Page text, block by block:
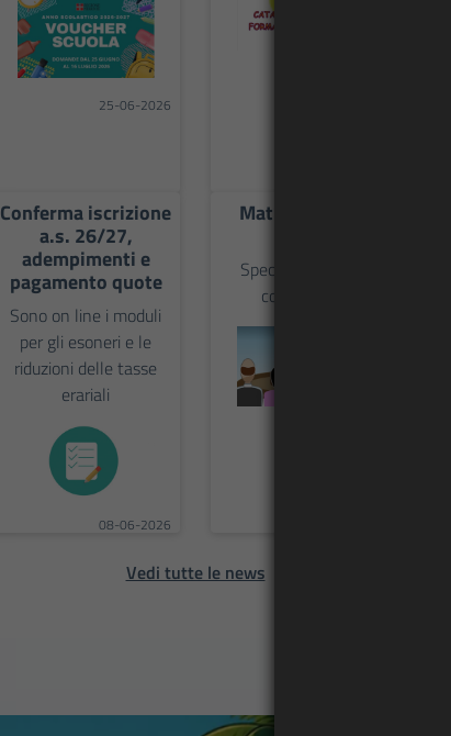
25-06-2026
Conferma iscrizione
a.s. 26/27,
adempimenti e
pagamento quote
Sono on line i moduli
per gli esoneri e le
riduzioni delle tasse
erariali
08-06-2026
Maturità 2025-
Speciale Maturità:
commissioni
Vedi tutte le news